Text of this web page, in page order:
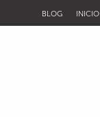
BLOG INICIO